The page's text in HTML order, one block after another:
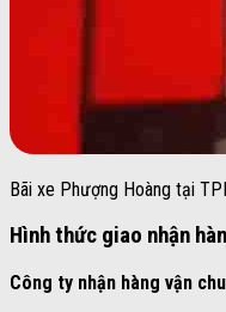
Bãi xe Phượng Hoàng tại
Hình thức giao nhận
Công ty nhận hàng vận